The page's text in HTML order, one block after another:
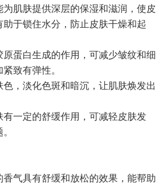
肌肤提供深层的保湿和滋润，使皮
于锁住水分，防止皮肤干燥和起
蛋白生成的作用，可减少皱纹和细
致有弹性。
，淡化色斑和暗沉，让肌肤焕发出
一定的舒缓作用，可减轻皮肤发
气具有舒缓和放松的效果，能帮助